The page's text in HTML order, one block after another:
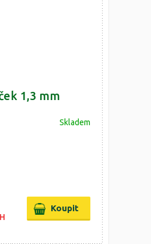
1,3 mm
Skladem